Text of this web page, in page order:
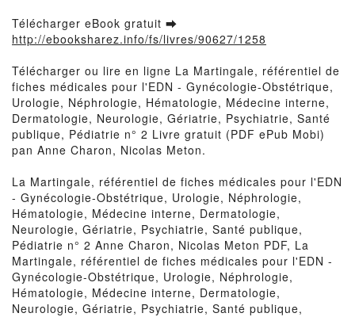
Télécharger eBook gratuit ➡
http://ebooksharez.info/fs/livres/90627/1258
Télécharger ou lire en ligne La Martingale, référentiel de
fiches médicales pour l'EDN - Gynécologie-Obstétrique,
Urologie, Néphrologie, Hématologie, Médecine interne,
Dermatologie, Neurologie, Gériatrie, Psychiatrie, Santé
publique, Pédiatrie n° 2 Livre gratuit (PDF ePub Mobi)
pan Anne Charon, Nicolas Meton.
La Martingale, référentiel de fiches médicales pour l'EDN
- Gynécologie-Obstétrique, Urologie, Néphrologie,
Hématologie, Médecine interne, Dermatologie,
Neurologie, Gériatrie, Psychiatrie, Santé publique,
Pédiatrie n° 2 Anne Charon, Nicolas Meton PDF, La
Martingale, référentiel de fiches médicales pour l'EDN -
Gynécologie-Obstétrique, Urologie, Néphrologie,
Hématologie, Médecine interne, Dermatologie,
Neurologie, Gériatrie, Psychiatrie, Santé publique,